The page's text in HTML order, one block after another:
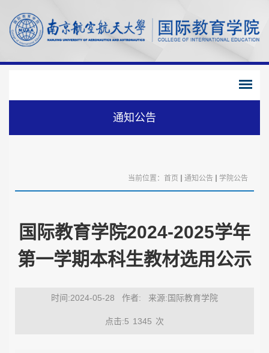
通知公告
当前位置： 首页 通知公告 学院公告
国际教育学院2024-2025学年
第一学期本科生教材选用公示
时间:2024-05-28 作者: 来源:国际教育学院
点击:5 1345 次